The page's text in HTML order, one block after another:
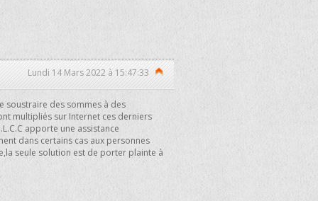
Lundi 14 Mars 2022 à 15:47:33
soustraire des sommes à des
multipliés sur Internet ces derniers
apporte une assistance
dans certains cas aux personnes
seule solution est de porter plainte à